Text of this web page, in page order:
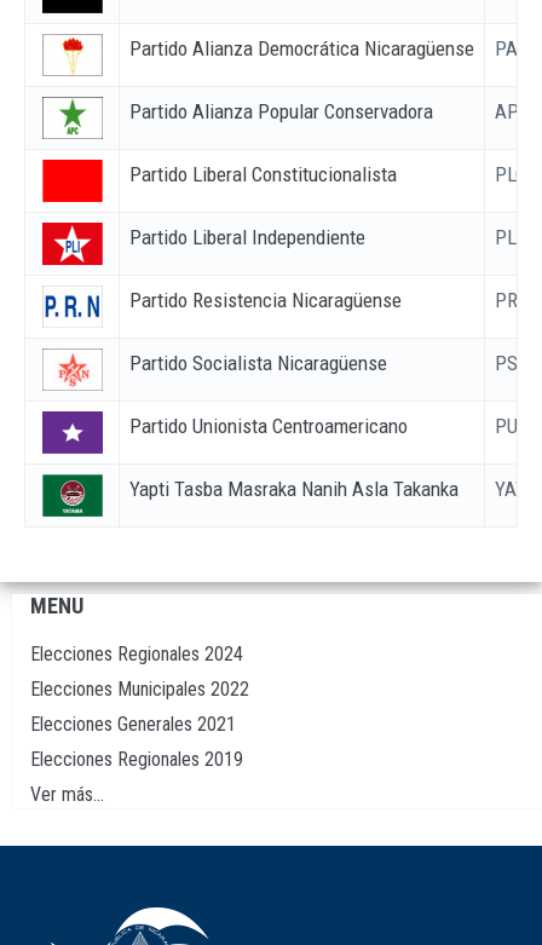
Partido Alianza Democrática Nicaragüense
Partido Alianza Popular Conservadora APC
Partido Liberal Constitucionalista PLC
Partido Liberal Independiente PLI
Partido Resistencia Nicaragüense PRN
Partido Socialista Nicaragüense PSN
Partido Unionista Centroamericano PUCA
Yapti Tasba Masraka Nanih Asla Takanka
Navegación
principal
MENU
Elecciones Regionales 2024
Elecciones Municipales 2022
Elecciones Generales 2021
Elecciones Regionales 2019
Ver más...